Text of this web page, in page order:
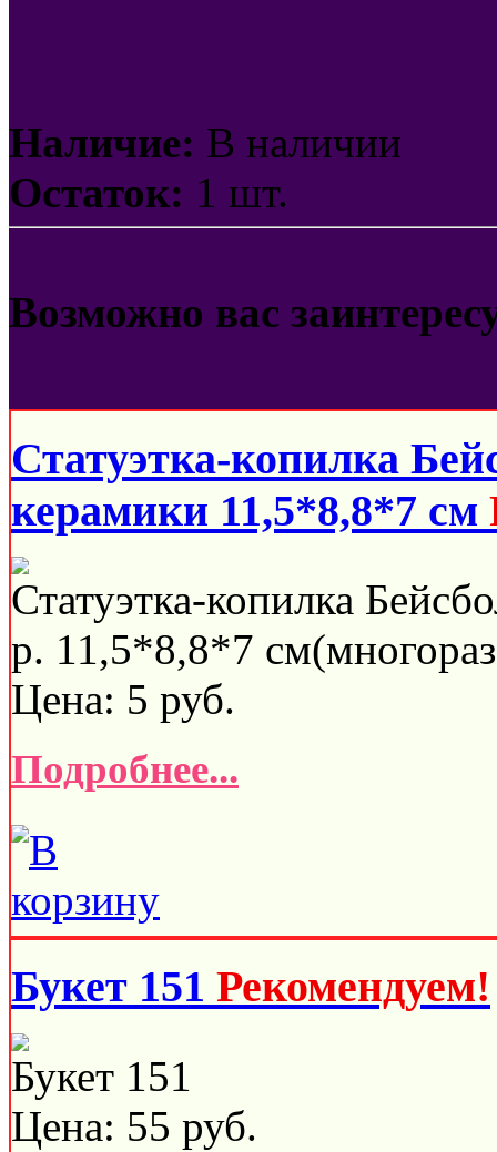
Наличие: В наличии
Остаток: 1 шт.
Возможно вас
Статуэтка-копилка
керамики 11,5*8,8*7 см
Статуэтка-копилка
р. 11,5*8,8*7
Цена: 5 руб.
Подробнее...
Букет 151 Рекомендуем!
Букет 151
Цена: 55 руб.